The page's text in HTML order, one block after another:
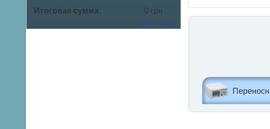
Итоговая сумма:
0 грн
В корзину